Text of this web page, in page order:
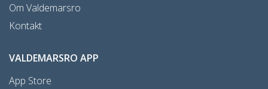
Om Valdemarsro
Kontakt
VALDEMARSRO APP
App Store